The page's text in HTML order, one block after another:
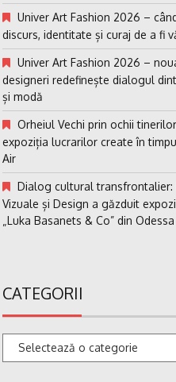
Univer Art Fashion 2026 –
discurs, identitate și curaj de a fi
Univer Art Fashion 2026 –
designeri redefinește dialogul
și modă
Orheiul Vechi prin ochii
expoziția lucrarilor create în
Air
Dialog cultural transfrontalier:
Vizuale și Design a găzduit
„Luka Basanets & Co” din Odessa
CATEGORII
Categorii